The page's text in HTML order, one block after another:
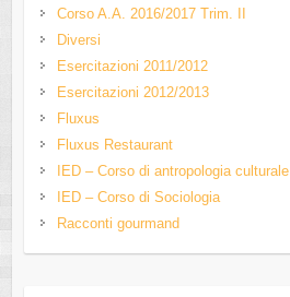
Corso A.A. 2016/2017 Trim. II
Diversi
Esercitazioni 2011/2012
Esercitazioni 2012/2013
Fluxus
Fluxus Restaurant
IED – Corso di antropologia culturale
IED – Corso di Sociologia
Racconti gourmand